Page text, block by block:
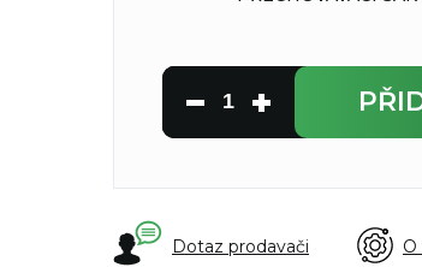
Dotaz prodavači O